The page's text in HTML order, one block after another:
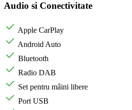
Audio si Conectivitate
Apple CarPlay
Android Auto
Bluetooth
Radio DAB
Set pentru mâini libere
Port USB